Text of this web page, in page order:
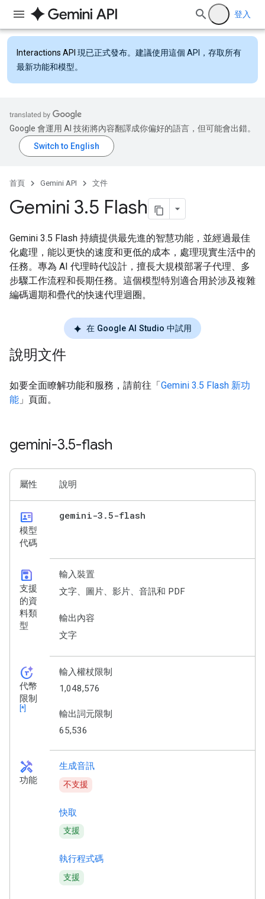
登入
Interactions API 現已正式發布。建議使用這個 API，存取所有
最新功能和模型。
Google 會運用 AI 技術將內容翻譯成你偏好的語言，但可能會出錯。
首頁 Gemini API 文件
Gemini 3.5 Flash
Gemini 3.5 Flash 持續提供最先進的智慧功能，並經過最佳
化處理，能以更快的速度和更低的成本，處理現實生活中的
任務。專為 AI 代理時代設計，擅長大規模部署子代理、多
步驟工作流程和長期任務。這個模型特別適合用於涉及複雜
編碼週期和疊代的快速代理迴圈。
在 Google AI Studio 中試用
說明文件
如要全面瞭解功能和服務，請前往「Gemini 3.5 Flash 新功
能 」頁面。
gemini-3.5-flash
屬性 說明
id_card
模型
代碼
gemini-3 .5-flash
save
支援
的資
料類
型
輸入裝置
文字、圖片、影片、音訊和 PDF
輸出內容
文字
token_auto
代幣
限制
[*]
輸入權杖限制
1,048,576
輸出詞元限制
65,536
handyman
功能
生成音訊
不支援
快取
支援
執行程式碼
支援